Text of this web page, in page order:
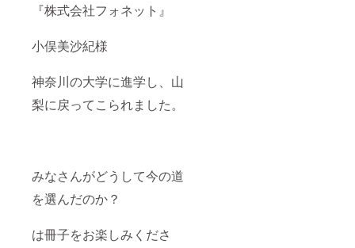
『株式会社フォネット』
小俣美沙紀様
神奈川の大学に進学し、山
梨に戻ってこられました。
みなさんがどうして今の道
を選んだのか？
は冊子をお楽しみくださ